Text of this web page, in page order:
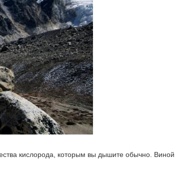
кислорода, которым вы дышите обычно. Виной